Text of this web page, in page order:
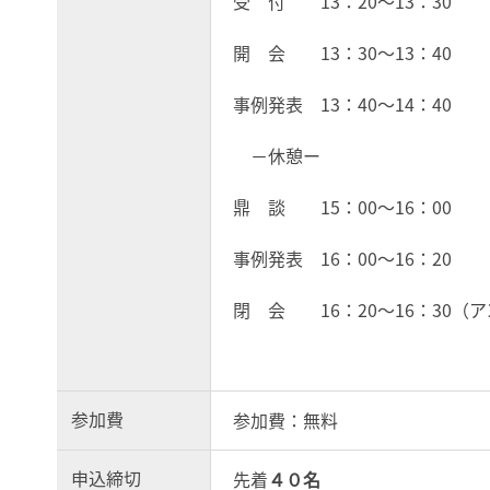
開 会 13：30～13：40
事例発表 13：40～14：40
－休憩ー
鼎 談 15：00～16：00
事例発表 16：00～16：20
閉 会 16：20～16：30（アン
参加費 参加費：無料
申込締切 先着４０名